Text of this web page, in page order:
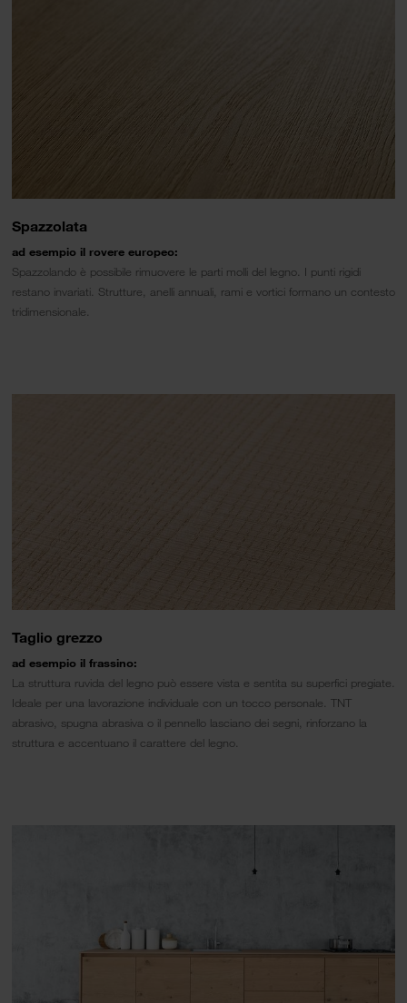
Spazzolata
ad esempio il rovere europeo:
Spazzolando è possibile rimuovere le parti molli del legno. I punti rigidi
restano invariati. Strutture, anelli annuali, rami e vortici formano un contesto
tridimensionale.
Taglio grezzo
ad esempio il frassino:
La struttura ruvida del legno può essere vista e sentita su superfici pregiate.
Ideale per una lavorazione individuale con un tocco personale. TNT
abrasivo, spugna abrasiva o il pennello lasciano dei segni, rinforzano la
struttura e accentuano il carattere del legno.